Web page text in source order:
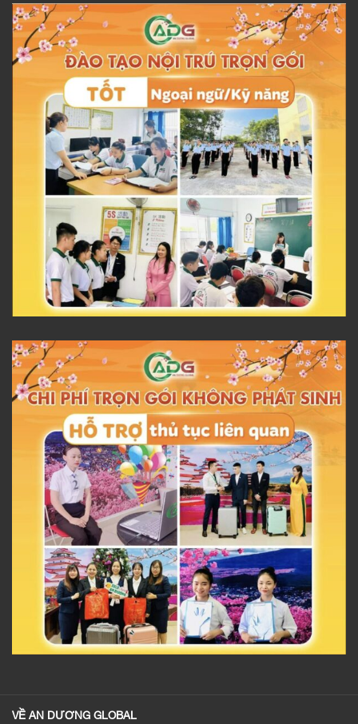
VỀ AN DƯƠNG GLOBAL